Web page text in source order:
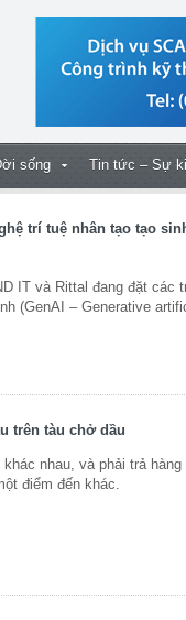
sống Tin tức – Sự
trí tuệ nhân tạo tạo
IT và Rittal đang đặt các
(GenAI – Generative
trên tàu chở dầu
nhau, và phải trả
điểm đến khác.